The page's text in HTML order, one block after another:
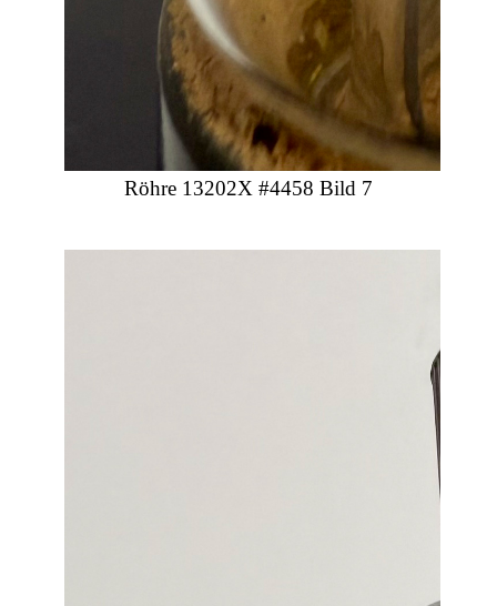
Röhre 13202X #4458 Bild 7